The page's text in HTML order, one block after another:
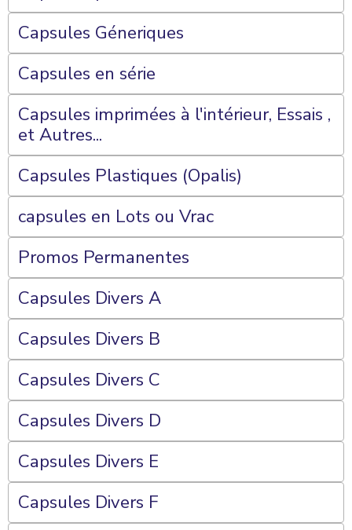
Capsules Géneriques
Capsules en série
Capsules imprimées à l'intérieur, Essais ,
et Autres...
Capsules Plastiques (Opalis)
capsules en Lots ou Vrac
Promos Permanentes
Capsules Divers A
Capsules Divers B
Capsules Divers C
Capsules Divers D
Capsules Divers E
Capsules Divers F